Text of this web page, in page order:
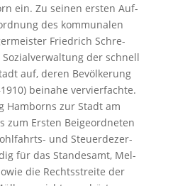
ein. Zu sei­nen ers­ten Auf­
des kommuna­len
Fried­rich Schre­
der schnell
auf, de­ren Be­völ­ke­rung
bei­na­he ver­vier­fach­te.
Ham­borns zur Stadt am
zum Ers­ten Bei­ge­ord­ne­ten
und Steu­er­de­zer­
für das Stan­des­amt, Mel­
die Rechts­strei­te der